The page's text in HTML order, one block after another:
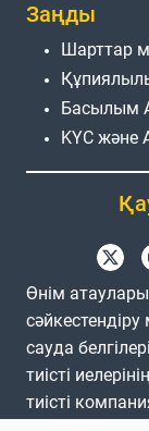
Заңды
Шарттар
Басылым
KYC және
Өнім
сауда
тиісті
тиісті